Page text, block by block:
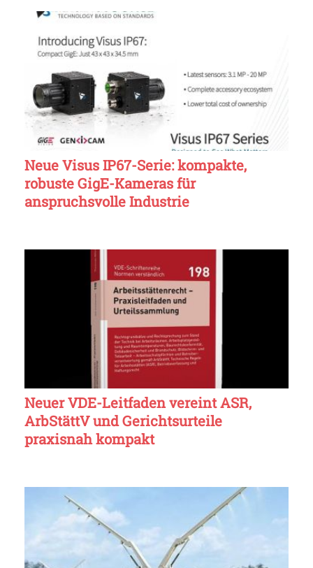
Neue Visus IP67-Serie: kompakte,
robuste GigE-Kameras für
anspruchsvolle Industrie
Neuer VDE-Leitfaden vereint ASR,
ArbStättV und Gerichtsurteile
praxisnah kompakt